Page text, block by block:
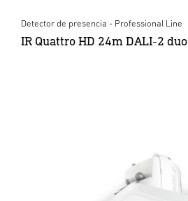
Detector de presencia - Professional Line
IR Quattro HD 24m DALI-2 duo